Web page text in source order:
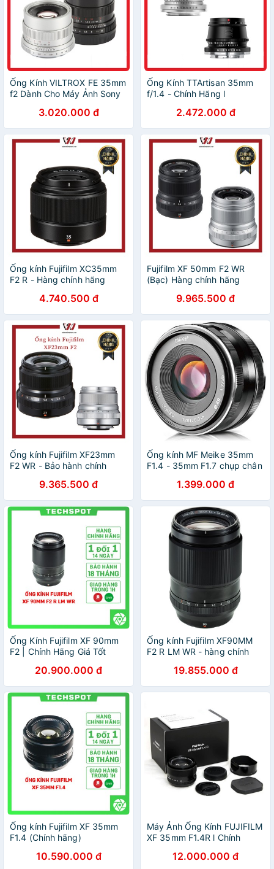
Ống Kính VILTROX FE 35mm
f2 Dành Cho Máy Ảnh Sony
3.020.000 đ
Ống Kính TTArtisan 35mm
f/1.4 - Chính Hãng l
Fujifilm l ống 35mm for
Fujifilm
2.472.000 đ
Ống kính Fujifilm XC35mm
F2 R - Hàng chính hãng
4.740.500 đ
Fujifilm XF 50mm F2 WR
(Bạc) Hàng chính hãng
9.965.500 đ
Ống kính Fujifilm XF23mm
F2 WR - Bảo hành chính
9.365.500 đ
Ống kính MF Meike 35mm
F1.4 - 35mm F1.7 chụp chân
1.399.000 đ
Ống Kính Fujifilm XF 90mm
F2 | Chính Hãng Giá Tốt
20.900.000 đ
Ống kính Fujifilm XF90MM
F2 R LM WR - hàng chính
19.855.000 đ
Ống kính Fujifilm XF 35mm
F1.4 (Chính hãng)
10.590.000 đ
Máy Ảnh Ống Kính FUJIFILM
XF 35mm F1.4R l Chính
12.000.000 đ